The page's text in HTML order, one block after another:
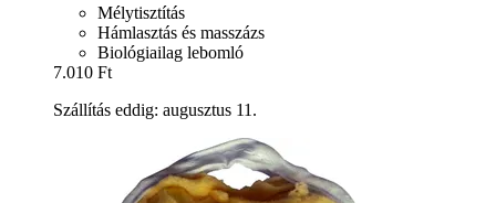
Mélytisztítás
Hámlasztás és masszázs
Biológiailag lebomló
7.010 Ft
Szállítás eddig: augusztus 11.